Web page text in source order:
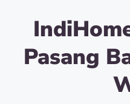
Pasang